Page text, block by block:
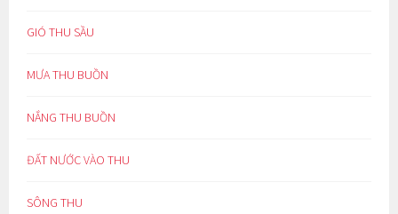
GIÓ THU SẦU
MƯA THU BUỒN
NẮNG THU BUỒN
ĐẤT NƯỚC VÀO THU
SÔNG THU